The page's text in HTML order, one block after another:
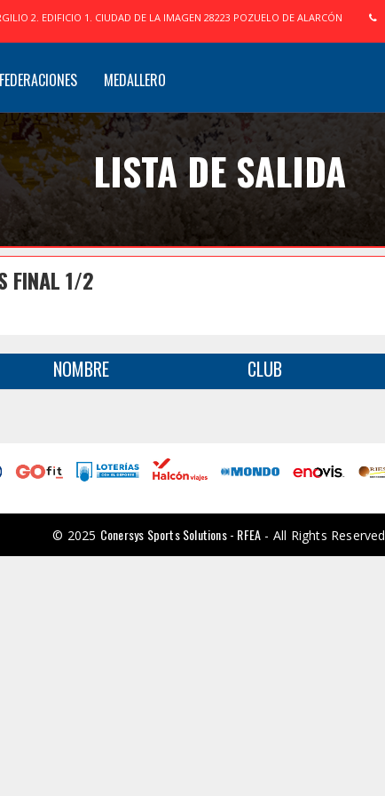
2. EDIFICIO 1. CIUDAD DE LA IMAGEN 28223 POZUELO DE ALARCÓN
MEDALLERO
LISTA DE SALIDA
FINAL 1/2
NOMBRE CLUB
© 2025 Conersys Sports Solutions - RFEA - All Rights Reserved